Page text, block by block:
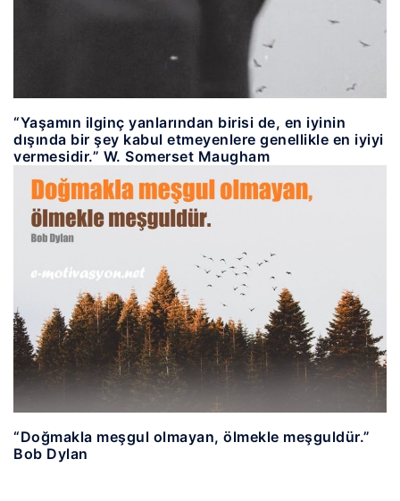
“Yaşamın ilginç yanlarından birisi de, en iyinin
dışında bir şey kabul etmeyenlere genellikle en iyiyi
vermesidir.” W. Somerset Maugham
“Doğmakla meşgul olmayan, ölmekle meşguldür.”
Bob Dylan